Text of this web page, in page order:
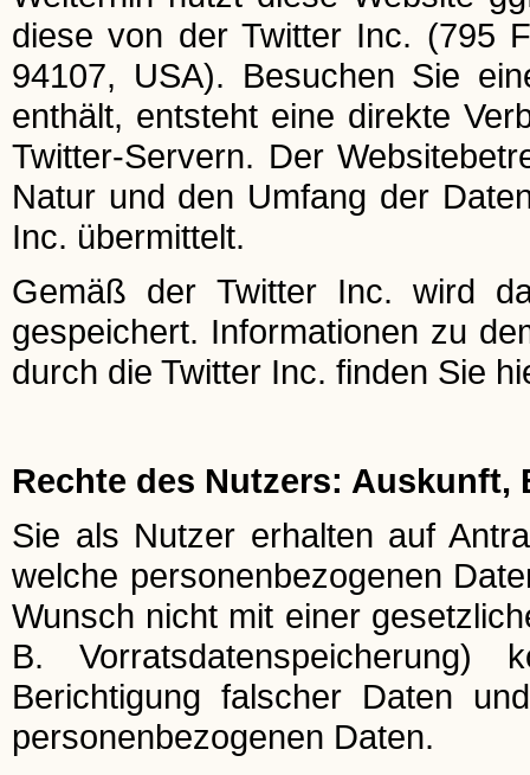
diese von der Twitter Inc. (795
94107, USA). Besuchen Sie
enthält, entsteht eine direkte
Twitter-Servern. Der
Natur und den Umfang der
Inc. übermittelt.
Gemäß der Twitter Inc. wird
gespeichert. Informationen zu
durch die Twitter Inc. finden Sie
Rechte des Nutzers:
Sie als Nutzer erhalten auf
welche personenbezogenen
Wunsch nicht mit einer
B.
Berichtigung falscher Daten
personenbezogenen Daten.